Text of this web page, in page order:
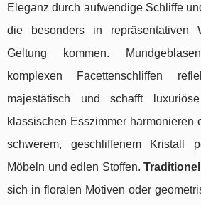
Eleganz durch aufwendige Schliffe
die besonders in repräsentativen
Geltung kommen.
komplexen Facettenschliffen
majestätisch und schafft
klassischen Esszimmer harmonieren
schwerem, geschliffenem Kristall
Möbeln und edlen Stoffen.
sich in floralen Motiven oder